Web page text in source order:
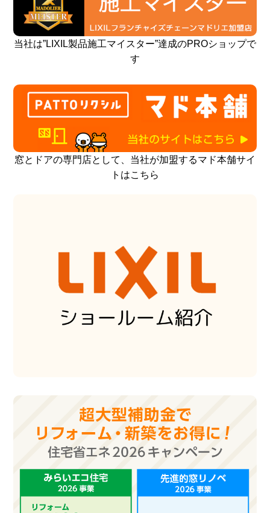
当社は”LIXIL製品施工マイスター”達成のPROショップで
す
窓とドアの専門店として、当社が加盟するマド本舗サイ
トはこちら